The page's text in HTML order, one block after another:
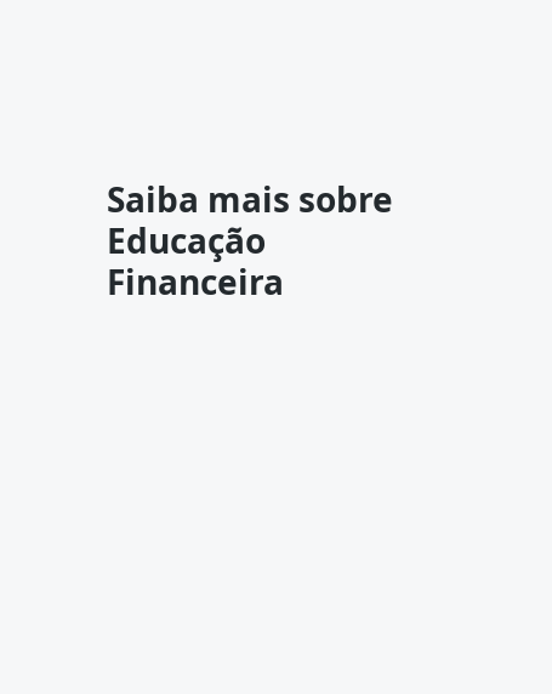
Saiba mais sobre
Educação
Financeira